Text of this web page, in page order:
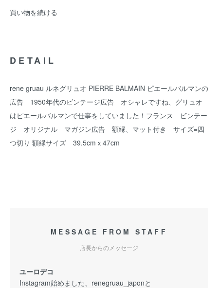
買い物を続ける
DETAIL
rene gruau ルネグリュオ PIERRE BALMAIN ピエールバルマンの
広告 1950年代のビンテージ広告 オシャレですね、グリュオ
はピエールバルマンで仕事をしていました！フランス ビンテー
ジ オリジナル マガジン広告 額縁、マット付き サイズ=四
つ切り 額縁サイズ 39.5cmｘ47cm
MESSAGE FROM STAFF
店長からのメッセージ
ユーロデコ
Instagram始めました、renegruau_japonと